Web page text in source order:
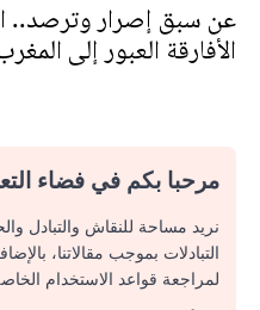
عن سبق إصرار وترصد..
الأفارقة العبور إلى
مرحبا بكم في فضاء
نريد مساحة للنقاش والتبادل
التبادلات بموجب مقالاتنا،
لمراجعة قواعد الاستخدام